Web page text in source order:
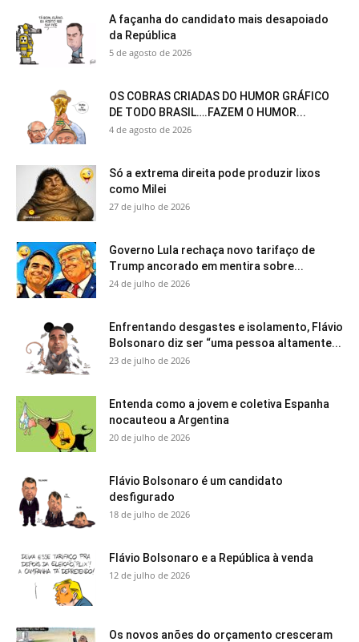
A façanha do candidato mais desapoiado
da República
5 de agosto de 2026
OS COBRAS CRIADAS DO HUMOR GRÁFICO
DE TODO BRASIL….FAZEM O HUMOR...
4 de agosto de 2026
Só a extrema direita pode produzir lixos
como Milei
27 de julho de 2026
Governo Lula rechaça novo tarifaço de
Trump ancorado em mentira sobre...
24 de julho de 2026
Enfrentando desgastes e isolamento, Flávio
Bolsonaro diz ser “uma pessoa altamente...
23 de julho de 2026
Entenda como a jovem e coletiva Espanha
nocauteou a Argentina
20 de julho de 2026
Flávio Bolsonaro é um candidato
desfigurado
18 de julho de 2026
Flávio Bolsonaro e a República à venda
12 de julho de 2026
Os novos anões do orçamento cresceram